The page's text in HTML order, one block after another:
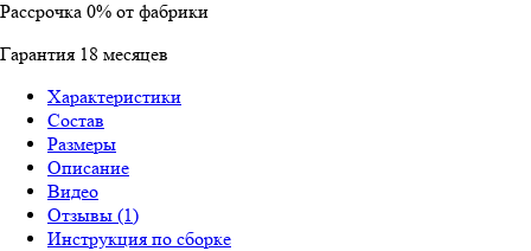
Рассрочка 0% от фабрики
Гарантия 18 месяцев
Характеристики
Состав
Размеры
Описание
Видео
Отзывы (1)
Инструкция по сборке